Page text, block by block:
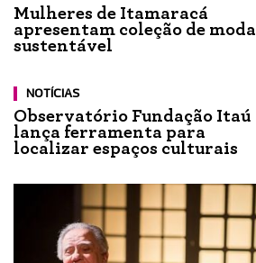
Mulheres de Itamaracá
apresentam coleção de moda
sustentável
NOTÍCIAS
Observatório Fundação Itaú
lança ferramenta para
localizar espaços culturais